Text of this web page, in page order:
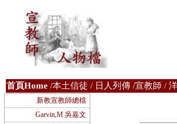
首頁Home /本土信徒 / 日人列傳 /宣教師 /
新教宣教師總檔
Garvin,M 吳嘉文